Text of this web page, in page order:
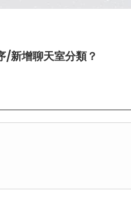
/新增聊天室分類？